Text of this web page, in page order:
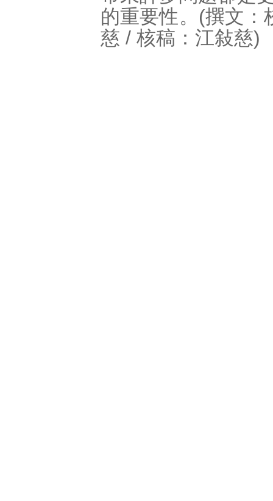
的重要性。(撰文：
慈 / 核稿：江敍慈)